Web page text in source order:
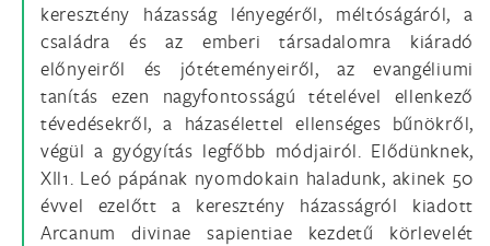
keresztény házasság lényegéről, méltóságáról, a
családra és az emberi társadalomra kiáradó
előnyeiről és jótéteményeiről, az evangéliumi
tanítás ezen nagyfontosságú tételével ellenkező
tévedésekről, a házasélettel ellenséges bűnökről,
végül a gyógyítás legfőbb módjairól. Elődünknek,
XIl1. Leó pápának nyomdokain haladunk, akinek 50
évvel ezelőtt a keresztény házasságról kiadott
Arcanum divinae sapientiae kezdetű körlevelét